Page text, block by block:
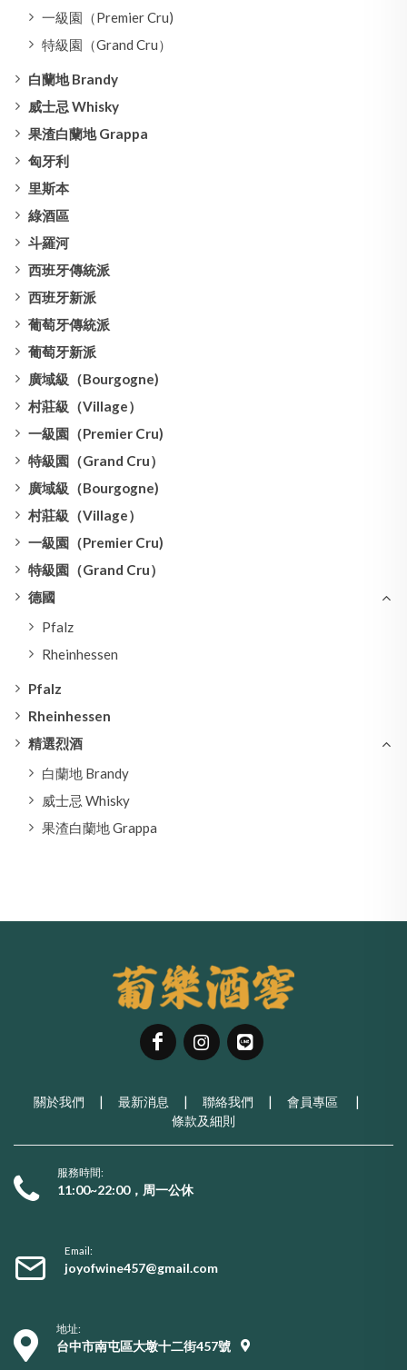
一級園（Premier Cru)
特級園（Grand Cru）
白蘭地 Brandy
威士忌 Whisky
果渣白蘭地 Grappa
匈牙利
里斯本
綠酒區
斗羅河
西班牙傳統派
西班牙新派
葡萄牙傳統派
葡萄牙新派
廣域級（Bourgogne)
村莊級（Village）
一級園（Premier Cru)
特級園（Grand Cru）
廣域級（Bourgogne)
村莊級（Village）
一級園（Premier Cru)
特級園（Grand Cru）
德國
Pfalz
Rheinhessen
Pfalz
Rheinhessen
精選烈酒
白蘭地 Brandy
威士忌 Whisky
果渣白蘭地 Grappa
關於我們 | 最新消息 | 聯絡我們 | 會員專區
|
條款及細則
服務時間:
11:00~22:00，周一公休
Email:
joyofwine457@gmail.com
地址:
台中市南屯區大墩十二街457號